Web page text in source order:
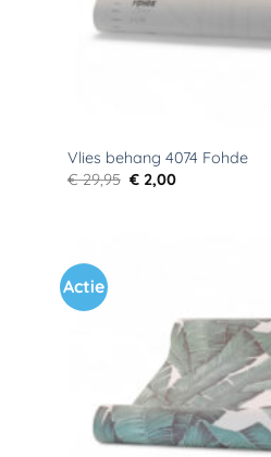
Vlies behang 4074 Fohde
€29,95 Oorspronkelijke
prijs
€ 2,00Huidige
Actie